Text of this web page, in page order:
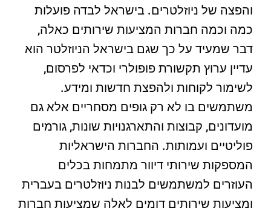
והפצה של ניוזלטרים. בישראל לבדה פועלות
כמה וכמה חברות המציעות שירותים כאלה,
דבר שמעיד על כך שגם בישראל הניוזלטר הוא
עדיין ערוץ תקשורת פופולרי וכדאי לפרסום,
לשימור לקוחות ולהפצת חדשות ומידע.
משתמשים בו לא רק גופים מסחריים אלא גם
מועדונים, קבוצות והתארגנויות שונות, גורמים
פוליטיים ועמותות. החברות הישראליות
המספקות שירותי דיוור מתמחות בכלים
העוזרים למשתמשים לבנות ניוזלטרים בעברית
ומציעות שירותים דומים לאלה שמציעות חברות